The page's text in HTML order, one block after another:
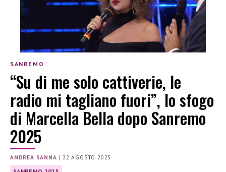
SANREMO
“Su di me solo cattiverie, le
radio mi tagliano fuori”, lo sfogo
di Marcella Bella dopo Sanremo
2025
ANDREA SANNA |22 AGOSTO 2025